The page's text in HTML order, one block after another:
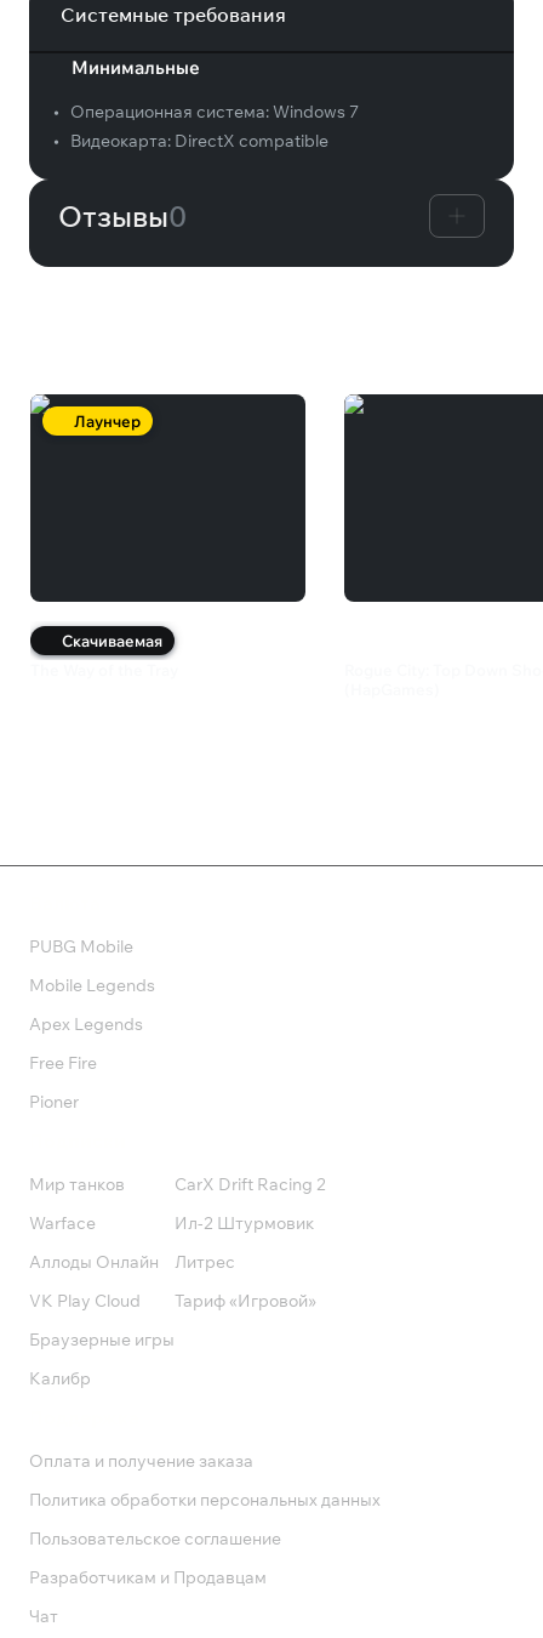
Системные требования
Минимальные
• Операционная система:Windows 7
•
Видеокарта: DirectX compatible
Отзывы0
Лаунчер
Скачиваемая
PUBG Mobile
Mobile Legends
Apex Legends
Free Fire
Pioner
Мир танков
Warface
Аллоды Онлайн
VK Play Cloud
Браузерные игры
Калибр
CarX Drift Racing 2
Ил-2 Штурмовик
Литрес
Тариф «Игровой»
Оплата и получение заказа
Политика обработки персональных данных
Пользовательское соглашение
Разработчикам и Продавцам
Чат